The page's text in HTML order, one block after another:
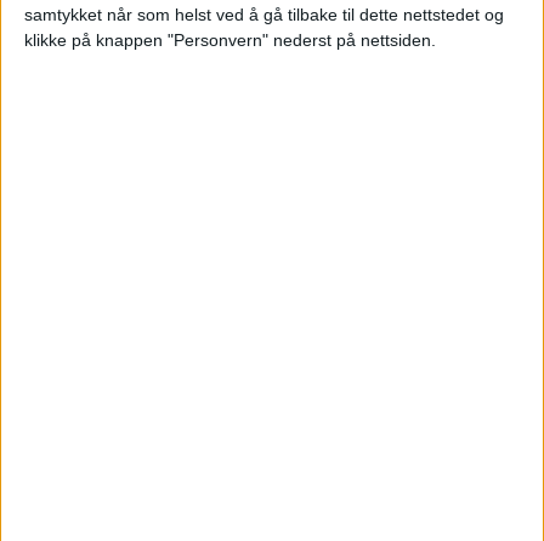
samtykket når som helst ved å gå tilbake til dette nettstedet og
klikke på knappen "Personvern" nederst på nettsiden.
ettersomOslo Pridenå har flerårig avtale
om bruk av området.